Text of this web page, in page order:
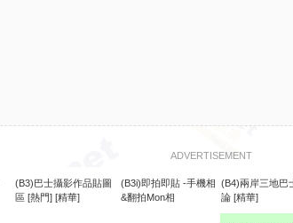
ADVERTISEMENT
(B3)巴士攝影作品貼圖
區 [熱門] [精華]
(B3i)即拍即貼 -手機相
&翻拍Mon相
(B4)兩岸三地巴
論 [精華]